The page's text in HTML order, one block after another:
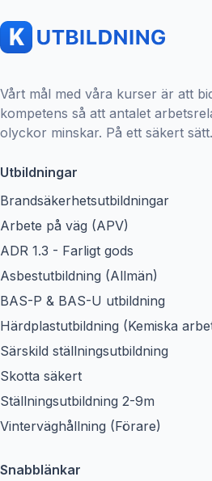
Vårt mål med våra kurser är att
kompetens så att antalet
olyckor minskar. På ett säkert sätt.
Utbildningar
Brandsäkerhetsutbildningar
Arbete på väg (APV)
ADR 1.3 - Farligt gods
Asbestutbildning (Allmän)
BAS-P & BAS-U utbildning
Härdplastutbildning (Kemiska
Särskild ställningsutbildning
Skotta säkert
Ställningsutbildning 2-9m
Vinterväghållning (Förare)
Snabblänkar